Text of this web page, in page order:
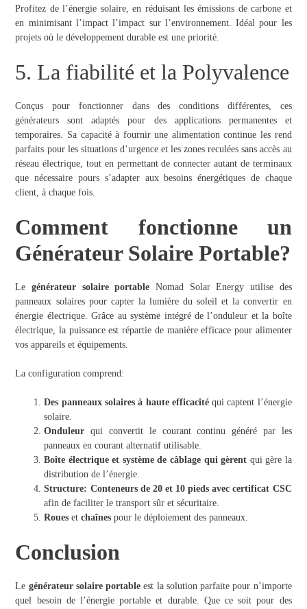
Profitez de l’énergie solaire, en réduisant les émissions de carbone et
en minimisant l’impact l’impact sur l’environnement. Idéal pour les
projets où le développement durable est une priorité.
5. La fiabilité et la Polyvalence
Conçus pour fonctionner dans des conditions différentes, ces
générateurs sont adaptés pour des applications permanentes et
temporaires. Sa capacité à fournir une alimentation continue les rend
parfaits pour les situations d’urgence et les zones reculées sans accès au
réseau électrique, tout en permettant de connecter autant de terminaux
que nécessaire pours s’adapter aux besoins énergétiques de chaque
client, à chaque fois.
Comment fonctionne un
Générateur Solaire Portable?
Legénérateur solaire portable Nomad Solar Energy utilise des
panneaux solaires pour capter la lumière du soleil et la convertir en
énergie électrique. Grâce au système intégré de l’onduleur et la boîte
électrique, la puissance est répartie de manière efficace pour alimenter
vos appareils et équipements.
La configuration comprend:
Des panneaux solaires à haute efficacitéqui captent l’énergie
solaire.
Onduleur qui convertit le courant continu généré par les
panneaux en courant alternatif utilisable.
Boîte électrique et système de câblage qui gèrent qui gère la
distribution de l’énergie.
Structure: Conteneurs de 20 et 10 pieds avec certificat CSC
afin de faciliter le transport sûr et sécuritaire.
Roues etchaînes pour le déploiement des panneaux.
Conclusion
Le générateur solaire portable est la solution parfaite pour n’importe
quel besoin de l’énergie portable et durable. Que ce soit pour des